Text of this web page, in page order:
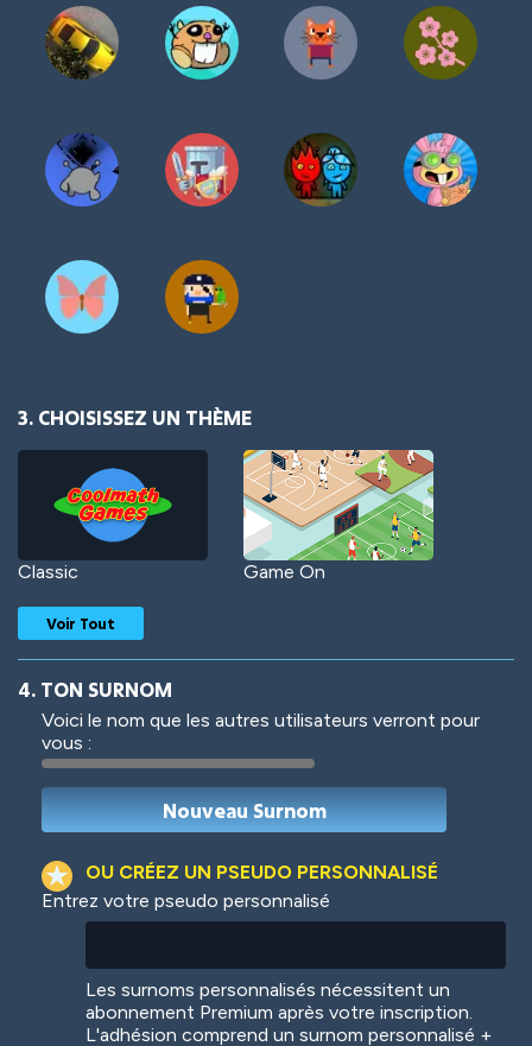
3. CHOISISSEZ UN THÈME
Classic Game On
Woof
Colorful
Voir Tout
4. TON SURNOM
Voici le nom que les autres utilisateurs verront pour
vous :
OU CRÉEZ UN PSEUDO PERSONNALISÉ
Entrez votre pseudo personnalisé
Les surnoms personnalisés nécessitent un
abonnement Premium après votre inscription.
L'adhésion comprend un surnom personnalisé +